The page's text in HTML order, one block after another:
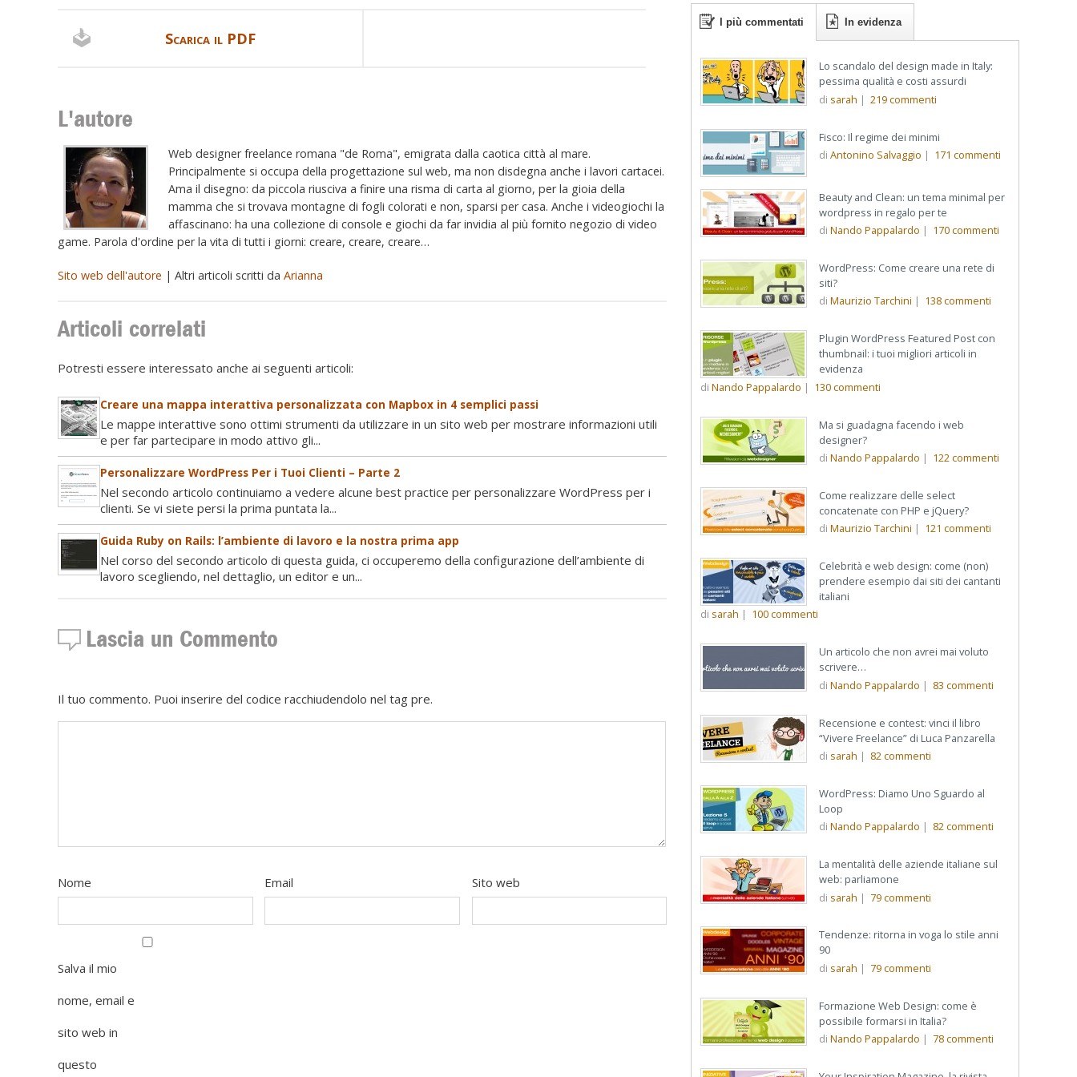
Scarica il PDF
L'autore
Web designer freelance romana "de Roma", emigrata dalla caotica città al mare.
Principalmente si occupa della progettazione sul web, ma non disdegna anche i lavori cartacei.
Ama il disegno: da piccola riusciva a finire una risma di carta al giorno, per la gioia della
mamma che si trovava montagne di fogli colorati e non, sparsi per casa. Anche i videogiochi la
affascinano: ha una collezione di console e giochi da far invidia al più fornito negozio di video
game. Parola d'ordine per la vita di tutti i giorni: creare, creare, creare…
Sito web dell'autore | Altri articoli scritti da Arianna
Articoli correlati
Potresti essere interessato anche ai seguenti articoli:
Creare una mappa interattiva personalizzata con Mapbox in 4 semplici passi
Le mappe interattive sono ottimi strumenti da utilizzare in un sito web per mostrare informazioni utili
e per far partecipare in modo attivo gli...
Personalizzare WordPress Per i Tuoi Clienti – Parte 2
Nel secondo articolo continuiamo a vedere alcune best practice per personalizzare WordPress per i
clienti. Se vi siete persi la prima puntata la...
Guida Ruby on Rails: l’ambiente di lavoro e la nostra prima app
Nel corso del secondo articolo di questa guida, ci occuperemo della configurazione dell’ambiente di
lavoro scegliendo, nel dettaglio, un editor e un...
Lascia un Commento
Il tuo commento. Puoi inserire del codice racchiudendolo nel tag pre.
Nome Email Sito web
Salva il mio
nome, email e
sito web in
questo
I più commentati In evidenza
Lo scandalo del design made in Italy:
pessima qualità e costi assurdi
di sarah | 219commenti
Fisco: Il regime dei minimi
di Antonino Salvaggio | 171 commenti
Beauty and Clean: un tema minimal per
wordpress in regalo per te
di Nando Pappalardo | 170commenti
WordPress: Come creare una rete di
siti?
di Maurizio Tarchini | 138commenti
Plugin WordPress Featured Post con
thumbnail: i tuoi migliori articoli in
evidenza
di Nando Pappalardo | 130commenti
Ma si guadagna facendo i web
designer?
di Nando Pappalardo | 122commenti
Come realizzare delle select
concatenate con PHP e jQuery?
di Maurizio Tarchini | 121 commenti
Celebrità e web design: come (non)
prendere esempio dai siti dei cantanti
italiani
di sarah | 100commenti
Un articolo che non avrei mai voluto
scrivere…
di Nando Pappalardo | 83 commenti
Recensione e contest: vinci il libro
“Vivere Freelance” di Luca Panzarella
di sarah | 82commenti
WordPress: Diamo Uno Sguardo al
Loop
di Nando Pappalardo | 82commenti
La mentalità delle aziende italiane sul
web: parliamone
di sarah | 79commenti
Tendenze: ritorna in voga lo stile anni
90
di sarah | 79commenti
Formazione Web Design: come è
possibile formarsi in Italia?
di Nando Pappalardo | 78commenti